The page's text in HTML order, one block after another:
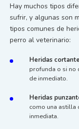
Hay muchos tipos
sufrir, y algunas son
tipos comunes de
perro al veterinario:
Heridas
profunda o si no
de inmediato.
Heridas
como una astilla
inmediata.